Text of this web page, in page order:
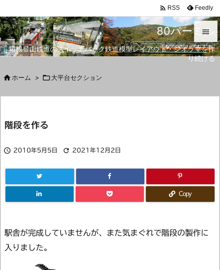
80パーミル
箱根登山鉄道のスイッチバック鉄道模型レイアウト・ジオラマを作
り続ける


メニュ
 RSS Feedly
 ホーム > 大平台セクション
階段を作る
 2010年5月5日  2021年12月2日
Copy
駅舎が完成していませんが、また気まぐれで階段の製作に
入りました。